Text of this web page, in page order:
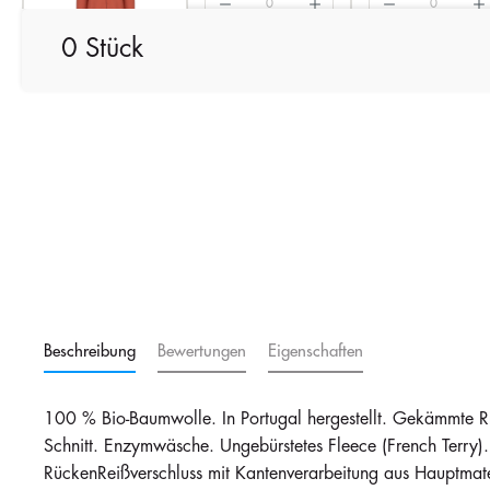
Washed Pomelo
0 Stück
Beschreibung Bewertungen Eigenschaften
100 % Bio-Baumwolle. In Portugal hergestellt. Gekämmte
Schnitt. Enzymwäsche. Ungebürstetes Fleece (French
RückenReißverschluss mit Kantenverarbeitung aus